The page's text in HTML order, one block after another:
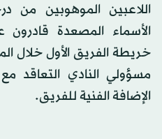
اللاعبين الموهوبين من
الأسماء المصعدة
خريطة الفريق الأول خلال
مسؤولي النادي التعاقد
الإضافة الفنية للفريق.